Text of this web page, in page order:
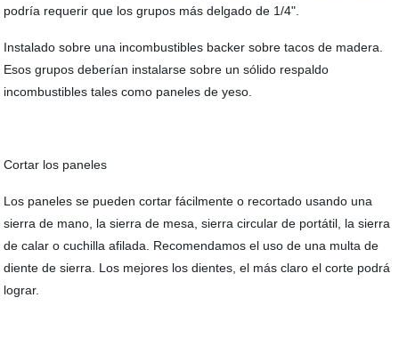
podría requerir que los grupos más delgado de 1/4".
Instalado sobre una incombustibles backer sobre tacos de madera.
Esos grupos deberían instalarse sobre un sólido respaldo
incombustibles tales como paneles de yeso.
Cortar los paneles
Los paneles se pueden cortar fácilmente o recortado usando una
sierra de mano, la sierra de mesa, sierra circular de portátil, la sierra
de calar o cuchilla afilada. Recomendamos el uso de una multa de
diente de sierra. Los mejores los dientes, el más claro el corte podrá
lograr.